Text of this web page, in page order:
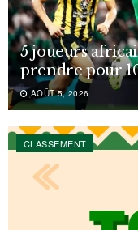
5 joueurs
prendre pour
AOÛT 5, 2026
CLASSEMENT